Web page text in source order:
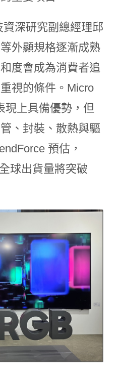
深研究副總經理邱
外顯規格逐漸成熟
度會成為消費者追
視的條件。Micro
現上具備優勢，但
、封裝、散熱與驅
預估，
球出貨量將突破